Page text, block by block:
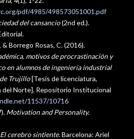
pdf/4985/498573051001.pdf
del cansancio(2nd ed.).
& Borrego Rosas, C. (2016).
motivos de procrastinación y
en alumnos de ingeniería industrial
Trujillo[Tesis de licenciatura,
del Norte]. Repositorio Institucional
11537/10716
Motivation and Personality.
El cerebro sintiente.Barcelona: Ariel